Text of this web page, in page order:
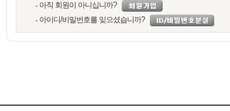
아직 회원이 아니십니까?
아이디/비밀번호를 잊으셨습니까?